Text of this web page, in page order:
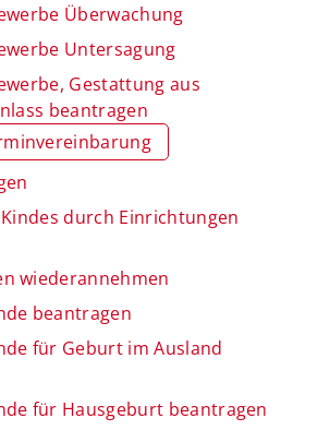
Überwachung
Untersagung
Gestattung aus
beantragen
durch Einrichtungen
wiederannehmen
beantragen
für Geburt im Ausland
für Hausgeburt beantragen